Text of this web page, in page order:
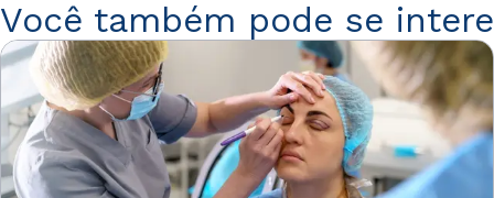
Você também pode se